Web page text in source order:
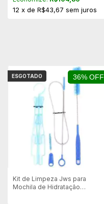
12 x de R$43,67 sem juros
36% OFF
ESGOTADO
Kit de Limpeza Jws para
Mochila de Hidratação